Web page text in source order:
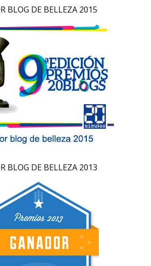
BLOG DE BELLEZA 2015
BLOG DE BELLEZA 2013